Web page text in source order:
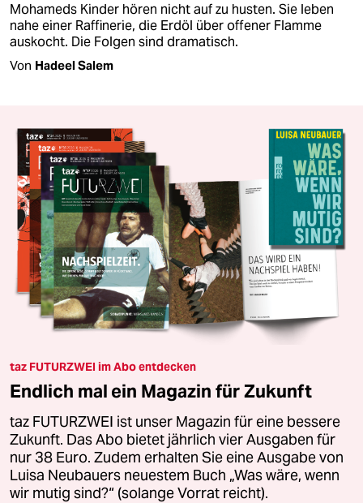
Mohameds Kinder hören nicht auf zu husten. Sie leben
nahe einer Raffinerie, die Erdöl über offener Flamme
auskocht. Die Folgen sind dramatisch.
Von Hadeel Salem
taz FUTURZWEI im Abo entdecken
Endlich mal ein Magazin für Zukunft
taz FUTURZWEI ist unser Magazin für eine bessere
Zukunft. Das Abo bietet jährlich vier Ausgaben für
nur 38 Euro. Zudem erhalten Sie eine Ausgabe von
Luisa Neubauers neuestem Buch „Was wäre, wenn
wir mutig sind?“ (solange Vorrat reicht).